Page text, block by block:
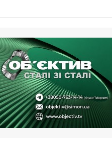
23.09.2025
Врачи назвали спрей для носа,
который поможет
COVID-19 – CNN
12.09.2025